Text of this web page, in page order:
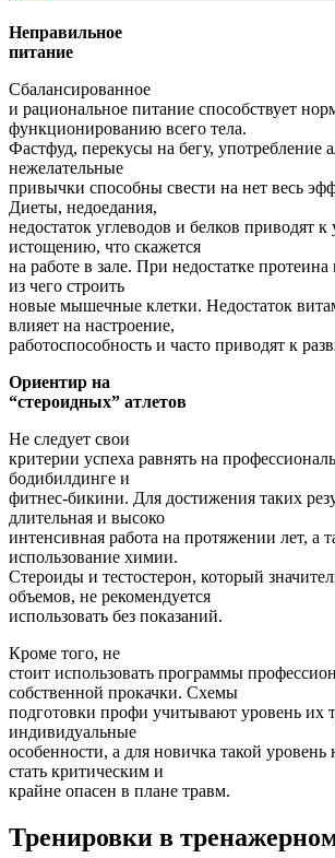
Неправильное
питание
Сбалансированное
и рациональное питание способствует
функционированию всего тела.
Фастфуд, перекусы на бегу, употребление
нежелательные
привычки способны свести на нет весь
Диеты, недоедания,
недостаток углеводов и белков приводят к
истощению, что скажется
на работе в зале. При недостатке
из чего строить
новые мышечные клетки. Недостаток
влияет на настроение,
работоспособность и часто приводят к
Ориентир на
“стероидных” атлетов
Не следует свои
критерии успеха равнять на
бодибилдинге и
фитнес-бикини. Для достижения таких
длительная и высоко
интенсивная работа на протяжении лет, а
использование химии.
Стероиды и тестостерон, который
объемов, не рекомендуется
использовать без показаний.
Кроме того, не
стоит использовать программы
собственной прокачки. Схемы
подготовки профи учитывают уровень их
индивидуальные
особенности, а для новичка такой уровень
стать критическим и
крайне опасен в плане травм.
Тренировки в